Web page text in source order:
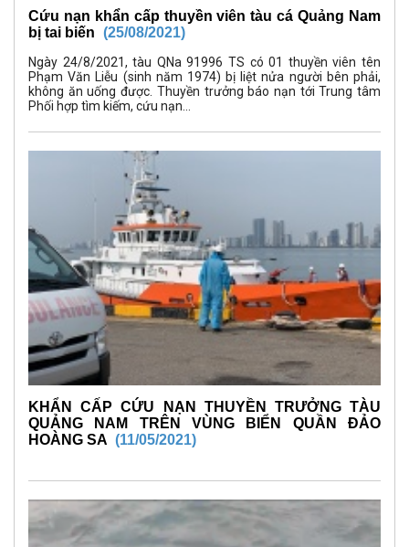
Cứu nạn khẩn cấp thuyền viên tàu cá Quảng Nam
bị tai biến (25/08/2021)
Ngày 24/8/2021, tàu QNa 91996 TS có 01 thuyền viên tên
Phạm Văn Liễu (sinh năm 1974) bị liệt nửa người bên phải,
không ăn uống được. Thuyền trưởng báo nạn tới Trung tâm
Phối hợp tìm kiếm, cứu nạn...
KHẨN CẤP CỨU NẠN THUYỀN TRƯỞNG TÀU
QUẢNG NAM TRÊN VÙNG BIỂN QUẦN ĐẢO
HOÀNG SA (11/05/2021)